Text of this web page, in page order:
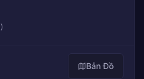
Bản Đồ